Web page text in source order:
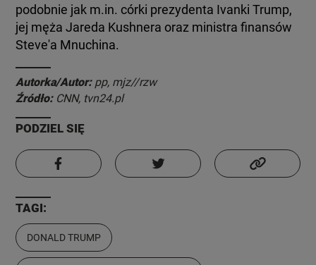
podobnie jak m.in. córki prezydenta Ivanki Trump,
jej męża Jareda Kushnera oraz ministra finansów
Steve'a Mnuchina.
Autorka/Autor: pp, mjz//rzw
Źródło: CNN, tvn24.pl
PODZIEL SIĘ
TAGI:
DONALD TRUMP